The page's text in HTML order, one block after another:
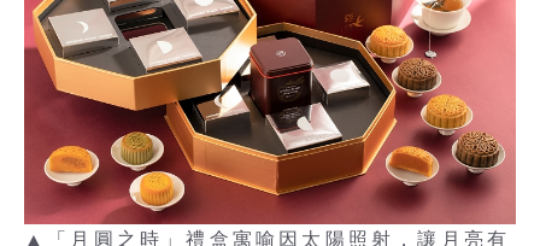
▲「月圓之時」禮盒寓喻因太陽照射，讓月亮有